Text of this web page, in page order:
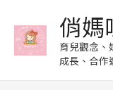
俏媽
育兒觀念、
成長、合作